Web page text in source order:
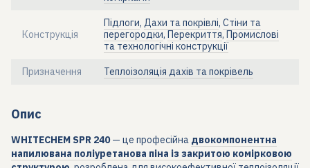
Конструкція
Підлоги, Дахи та покрівлі, Стіни та
перегородки, Перекриття, Промислові
та технологічні конструкції
Призначення Теплоізоляція дахів та покрівель
Опис
WHITECHEM SPR 240— це професійна двокомпонентна
напилювана поліуретанова піна із закритою комірковою